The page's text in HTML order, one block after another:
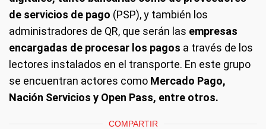
de servicios de pago (PSP), y también los
administradores de QR, que serán las empresas
encargadas de procesar los pagos a través de los
lectores instalados en el transporte. En este grupo
se encuentran actores como Mercado Pago,
Nación Servicios y Open Pass, entre otros.
COMPARTIR